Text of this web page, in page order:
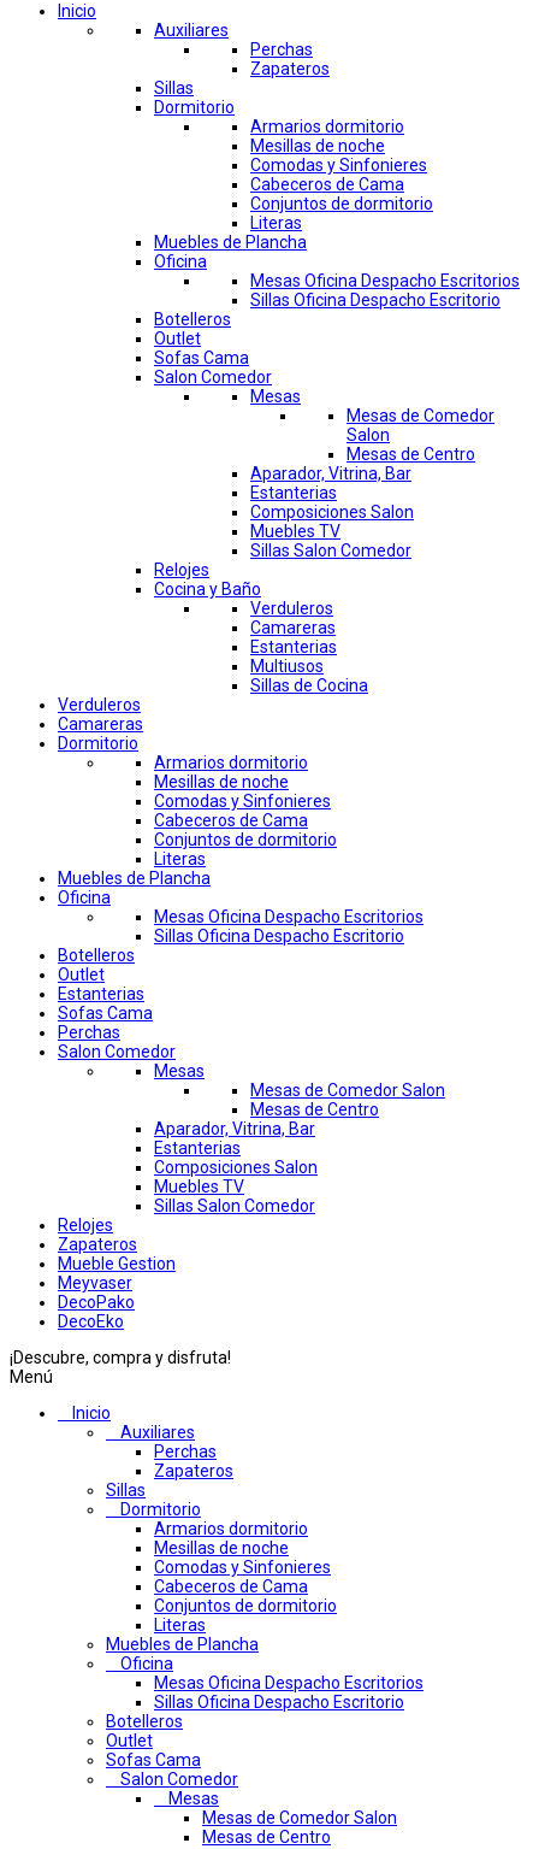
Inicio
Auxiliares
Perchas
Zapateros
Sillas
Dormitorio
Armarios dormitorio
Mesillas de noche
Comodas y Sinfonieres
Cabeceros de Cama
Conjuntos de dormitorio
Literas
Muebles de Plancha
Oficina
Mesas Oficina Despacho Escritorios
Sillas Oficina Despacho Escritorio
Botelleros
Outlet
Sofas Cama
Salon Comedor
Mesas
Mesas de Comedor
Salon
Mesas de Centro
Aparador, Vitrina, Bar
Estanterias
Composiciones Salon
Muebles TV
Sillas Salon Comedor
Relojes
Cocina y Baño
Verduleros
Camareras
Estanterias
Multiusos
Sillas de Cocina
Verduleros
Camareras
Dormitorio
Armarios dormitorio
Mesillas de noche
Comodas y Sinfonieres
Cabeceros de Cama
Conjuntos de dormitorio
Literas
Muebles de Plancha
Oficina
Mesas Oficina Despacho Escritorios
Sillas Oficina Despacho Escritorio
Botelleros
Outlet
Estanterias
Sofas Cama
Perchas
Salon Comedor
Mesas
Mesas de Comedor Salon
Mesas de Centro
Aparador, Vitrina, Bar
Estanterias
Composiciones Salon
Muebles TV
Sillas Salon Comedor
Relojes
Zapateros
Mueble Gestion
Meyvaser
DecoPako
DecoEko
¡Descubre, compra y disfruta!
Menú
Inicio
Auxiliares
Perchas
Zapateros
Sillas
Dormitorio
Armarios dormitorio
Mesillas de noche
Comodas y Sinfonieres
Cabeceros de Cama
Conjuntos de dormitorio
Literas
Muebles de Plancha
Oficina
Mesas Oficina Despacho Escritorios
Sillas Oficina Despacho Escritorio
Botelleros
Outlet
Sofas Cama
Salon Comedor
Mesas
Mesas de Comedor Salon
Mesas de Centro